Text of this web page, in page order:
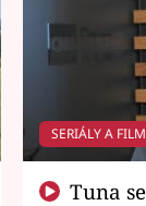
SERIÁLY A